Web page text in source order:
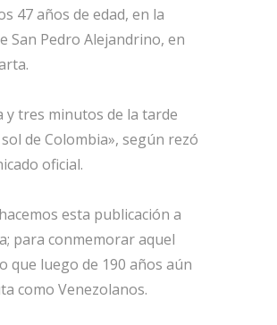
47 años de edad, en la
San Pedro Alejandrino, en
y tres minutos de la tarde
de Colombia», según rezó
oficial.
esta publicación a
para conmemorar aquel
que luego de 190 años aún
como Venezolanos.